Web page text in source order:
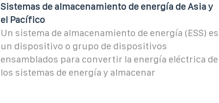
Sistemas de almacenamiento de energía de Asia y
el Pacífico
Un sistema de almacenamiento de energía (ESS) es
un dispositivo o grupo de dispositivos
ensamblados para convertir la energía eléctrica de
los sistemas de energía y almacenar